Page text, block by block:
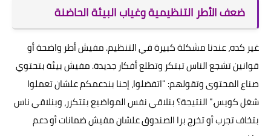
ضعف الأطر التنظيمية وغياب البيئة الحاضنة
غير كده، عندنا مشكلة كبيرة في التنظيم. مفيش أطر واضحة أو
قوانين تشجع الناس تبتكر وتطلع أفكار جديدة. مفيش بيئة بتحتوي
صناع المحتوى وتقولهم: "اتفضلوا، إحنا بندعمكم علشان تعملوا
شغل كويس." النتيجة؟ بنلاقي نفس المواضيع بتتكرر، وبنلاقي ناس
بتخاف تجرب أو تخرج برا الصندوق علشان مفيش ضمانات أو دعم